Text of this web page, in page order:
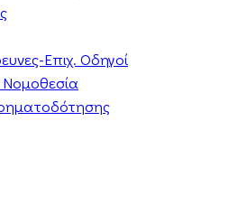
Επιχ. Οδηγοί